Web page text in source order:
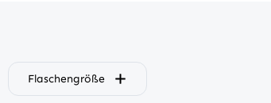
Flaschengröße